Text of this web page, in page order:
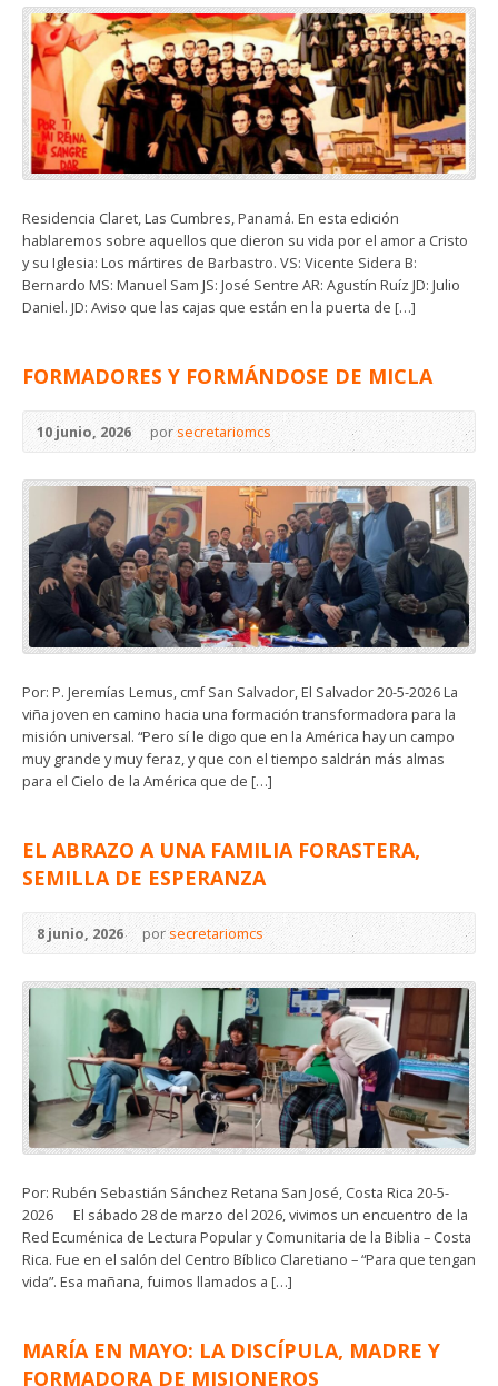
Residencia Claret, Las Cumbres, Panamá. En esta edición
hablaremos sobre aquellos que dieron su vida por el amor a Cristo
y su Iglesia: Los mártires de Barbastro. VS: Vicente Sidera B:
Bernardo MS: Manuel Sam JS: José Sentre AR: Agustín Ruíz JD: Julio
Daniel. JD: Aviso que las cajas que están en la puerta de […]
FORMADORES Y FORMÁNDOSE DE MICLA
10 junio, 2026 porsecretariomcs
Por: P. Jeremías Lemus, cmf San Salvador, El Salvador 20-5-2026 La
viña joven en camino hacia una formación transformadora para la
misión universal. “Pero sí le digo que en la América hay un campo
muy grande y muy feraz, y que con el tiempo saldrán más almas
para el Cielo de la América que de […]
EL ABRAZO A UNA FAMILIA FORASTERA,
SEMILLA DE ESPERANZA
8 junio, 2026 porsecretariomcs
Por: Rubén Sebastián Sánchez Retana San José, Costa Rica 20-5-
2026 El sábado 28 de marzo del 2026, vivimos un encuentro de la
Red Ecuménica de Lectura Popular y Comunitaria de la Biblia – Costa
Rica. Fue en el salón del Centro Bíblico Claretiano – “Para que tengan
vida”. Esa mañana, fuimos llamados a […]
MARÍA EN MAYO: LA DISCÍPULA, MADRE Y
FORMADORA DE MISIONEROS